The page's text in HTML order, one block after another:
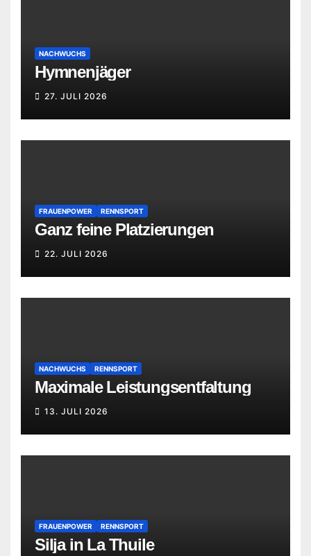
NACHWUCHS
Hymnenjäger
27. JULI 2026
FRAUENPOWER RENNSPORT
Ganz feine Platzierungen
22. JULI 2026
NACHWUCHS RENNSPORT
Maximale Leistungsentfaltung
13. JULI 2026
FRAUENPOWER RENNSPORT
Silja in La Thuile